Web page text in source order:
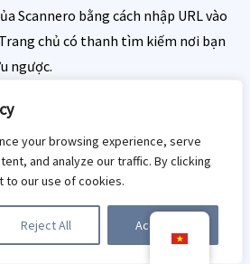
your browsing experience, serve
and analyze our traffic. By clicking
to our use of cookies.
Reject All Accept All
Scannero bằng cách nhập URL vào
chủ có thanh tìm kiếm nơi bạn
ngược.
thoại ở trên thanh tìm kiếm trên
chọn tùy chọn “Tra cứu số điện
Tính năng.
thoại và nhấp vào Tìm kiếm